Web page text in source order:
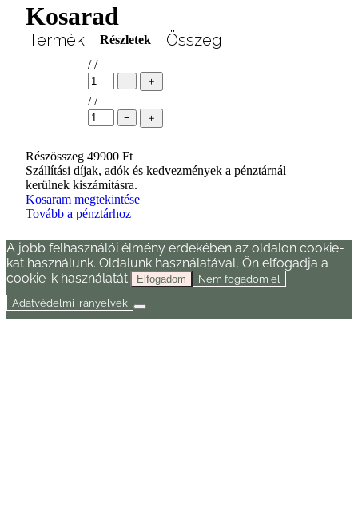
Kosarad
Termékek
kosárban
Termék Részletek Összeg
//
− ＋
//
− ＋
Részösszeg 49900 Ft
Szállítási díjak, adók és kedvezmények a pénztárnál
kerülnek kiszámításra.
Kosaram megtekintése
Tovább a pénztárhoz
A jobb felhasználói élmény érdekében az oldalon cookie-
kat használunk. Oldalunk használatával, Ön elfogadja a
cookie-k használatát.
Elfogadom
Nem fogadom el
Adatvédelmi irányelvek